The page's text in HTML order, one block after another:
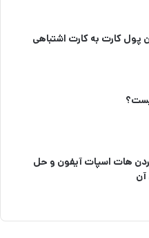
پول کارت به کارت اشتباهی
هات اسپات آیفون و حل